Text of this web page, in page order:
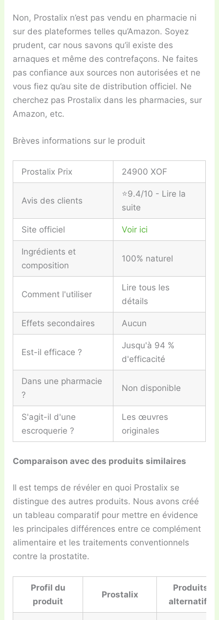
Non, Prostalix n’est pas vendu en pharmacie ni
sur des plateformes telles qu’Amazon. Soyez
prudent, car nous savons qu’il existe des
arnaques et même des contrefaçons. Ne faites
pas confiance aux sources non autorisées et ne
vous fiez qu’au site de distribution officiel. Ne
cherchez pas Prostalix dans les pharmacies, sur
Amazon, etc.
Brèves informations sur le produit
Prostalix Prix 24900 XOF
Avis des clients
⭐9.4/10 - Lire la
suite
Site officiel Voir ici
Ingrédients et
composition
100% naturel
Comment l'utiliser
Lire tous les
détails
Effets secondaires Aucun
Est-il efficace ?
Jusqu'à 94 %
d'efficacité
Dans une pharmacie
?
Non disponible
S'agit-il d'une
escroquerie ?
Les œuvres
originales
Comparaison avec des produits similaires
Il est temps de révéler en quoi Prostalix se
distingue des autres produits. Nous avons créé
un tableau comparatif pour mettre en évidence
les principales différences entre ce complément
alimentaire et les traitements conventionnels
contre la prostatite.
Profil du
produit
Prostalix
Produits
alternatifs